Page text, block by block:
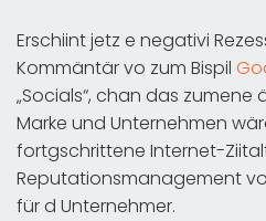
Erschiint jetz e negativi
Kommäntär vo zum Bispil
„Socials“, chan das zumene
Marke und Unternehmen
fortgschrittene Internet-
Reputationsmanagement
für d Unternehmer.